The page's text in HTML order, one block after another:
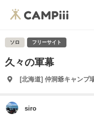
ソロ フリーサイト
久々の軍幕
[北海道] 仲洞爺キャンプ
siro